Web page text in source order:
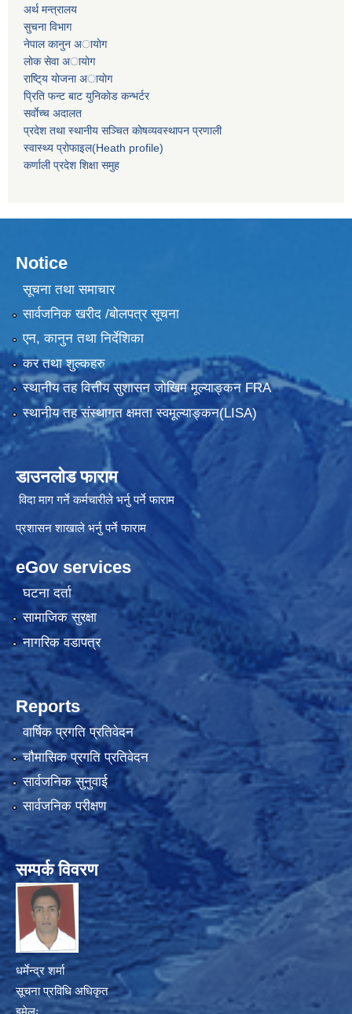
अर्थ मन्त्रालय
सुचना विभाग
नेपाल कानुन अायाेग
लाेक सेवा अायाेग
राष्टि्य याेजना अायाेग
प्रिति फन्ट बाट युनिकाेड कन्भर्टर
सर्वाेच्च अदालत
प्रदेश तथा स्थानीय सञ्चित काेषव्यवस्थापन प्रणाली
स्वास्थ्य प्राेफाइल(Heath profile)
कर्णाली प्रदेश शिक्षा समुह
Notice
सूचना तथा समाचार
सार्वजनिक खरीद /बोलपत्र सूचना
एन, कानुन तथा निर्देशिका
कर तथा शुल्कहरु
स्थानीय तह वित्तीय सुशासन जोखिम मूल्याङ्कन FRA
स्थानीय तह संस्थागत क्षमता स्वमूल्याङ्कन(LISA)
डाउनलोड फाराम
विदा माग गर्ने कर्मचारीले भर्नु पर्ने फाराम
प्रशासन शाखाले भर्नु पर्ने फाराम
eGov services
घटना दर्ता
सामाजिक सुरक्षा
नागरिक वडापत्र
Reports
वार्षिक प्रगति प्रतिवेदन
चौमासिक प्रगति प्रतिवेदन
सार्वजनिक सुनुवाई
सार्वजनिक परीक्षण
सम्पर्क विवरण
धर्मेन्द्र शर्मा
सूचना प्रविधि अधिकृत